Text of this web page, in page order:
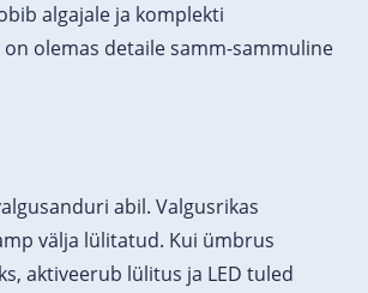
algajale ja komplekti
olemas detaile samm-sammuline
abil. Valgusrikas
välja lülitatud. Kui ümbrus
aktiveerub lülitus ja LED tuled